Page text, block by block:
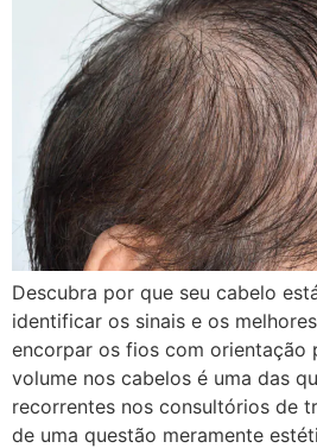
Descubra por que seu cabelo
identificar os sinais e os
encorpar os fios com orientação
volume nos cabelos é uma das
recorrentes nos consultórios de
de uma questão meramente